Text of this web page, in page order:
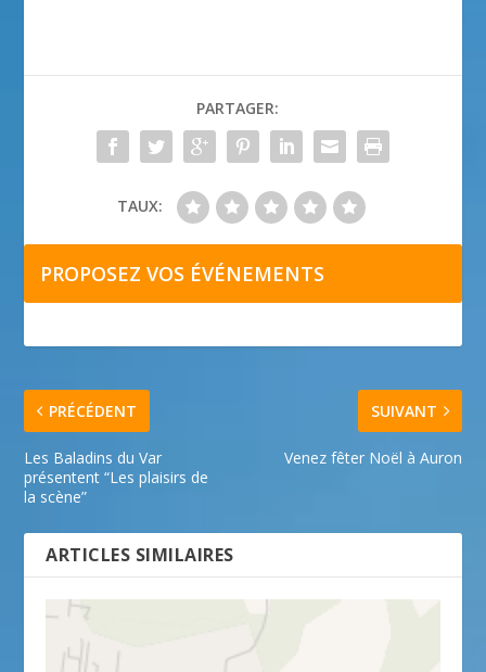
PARTAGER:
TAUX:
PROPOSEZ VOS ÉVÉNEMENTS
PRÉCÉDENT
Les Baladins du Var
présentent “Les plaisirs de
la scène”
SUIVANT
Venez fêter Noël à Auron
ARTICLES SIMILAIRES